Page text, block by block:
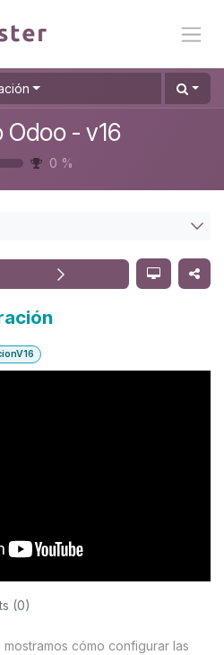
Odoo - v16
0 %
(0)
cómo configurar las